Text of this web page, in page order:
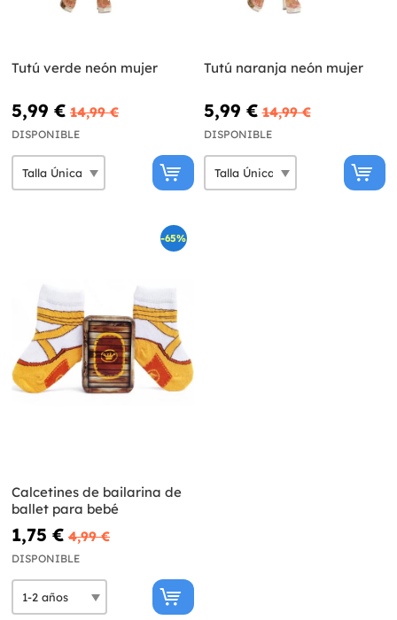
Tutú verde neón mujer
5,99 € 14,99 €
DISPONIBLE
Tutú naranja neón mujer
5,99 € 14,99 €
DISPONIBLE
-65%
Calcetines de bailarina de
ballet para bebé
1,75 € 4,99 €
DISPONIBLE